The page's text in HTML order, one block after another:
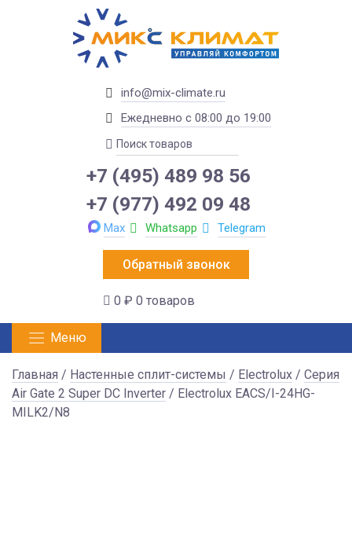
info@mix-climate.ru
Ежедневно с 08:00 до 19:00
+7 (495) 489 98 56
+7 (977) 492 09 48
Max Whatsapp Telegram
Обратный звонок
0 ₽ 0 товаров
Меню
Главная / Настенные сплит-системы / Electrolux / Серия
Air Gate 2 Super DC Inverter / Electrolux EACS/I-24HG-
MILK2/N8